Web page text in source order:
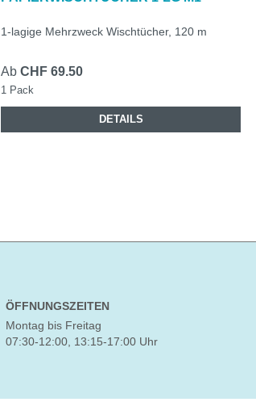
1-lagige Mehrzweck Wischtücher, 120 m
AbCHF 69.50
1 Pack
DETAILS
ÖFFNUNGSZEITEN
Montag bis Freitag
07:30-12:00, 13:15-17:00 Uhr